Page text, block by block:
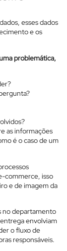
esses dados
e os
problemática,
as informações
é o caso de um
commerce, isso
e de imagem da
no departamento
envolviam
o fluxo de
responsáveis.